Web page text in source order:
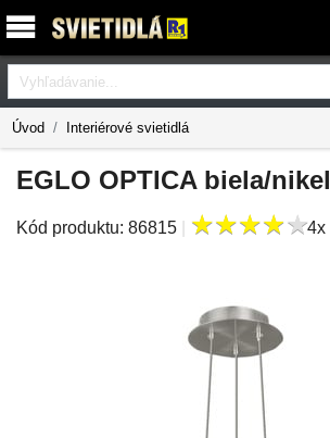
Vyhľadávanie
Úvod Interiérové svietidlá
EGLO OPTICA biela/nikel
Kód produktu: 86815 ★★★★★
★★★★★4x